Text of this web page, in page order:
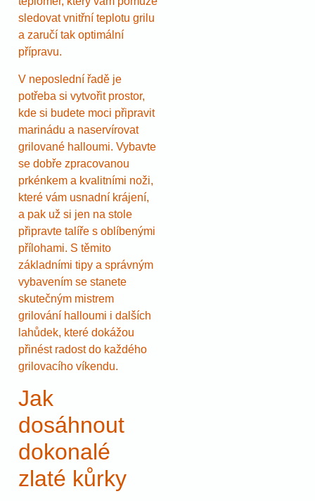
sledovat vnitřní teplotu grilu
a zaručí tak optimální
přípravu.
V neposlední řadě je
potřeba si vytvořit prostor,
kde si budete moci připravit
marinádu a naservírovat
grilované halloumi. Vybavte
se dobře zpracovanou
prkénkem a kvalitními noži,
které vám usnadní krájení,
a pak už si jen na stole
připravte talíře s oblíbenými
přílohami. S těmito
základními tipy a správným
vybavením se stanete
skutečným mistrem
grilování halloumi i dalších
lahůdek, které dokážou
přinést radost do každého
grilovacího víkendu.
Jak
dosáhnout
dokonalé
zlaté kůrky